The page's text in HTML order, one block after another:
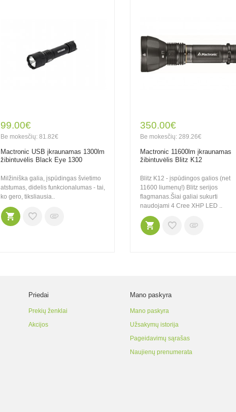
99.00€
Be mokesčių: 81.82€
Mactronic USB įkraunamas 1300lm
žibintuvėlis Black Eye 1300
Milžiniška galia, įspūdingas švietimo
atstumas, didelis funkcionalumas - tai,
ko gero, tiksliausia..
350.00€
Be mokesčių: 289.26€
Mactronic 11600lm įkraunamas
žibintuvėlis Blitz K12
Blitz K12 - įspūdingos galios (net
11600 liumenų!) Blitz serijos
flagmanas.Šiai galiai sukurti
naudojami 4 Cree XHP LED ..
Priedai
Prekių ženklai
Akcijos
Mano paskyra
Mano paskyra
Užsakymų istorija
Pageidavimų sąrašas
Naujienų prenumerata